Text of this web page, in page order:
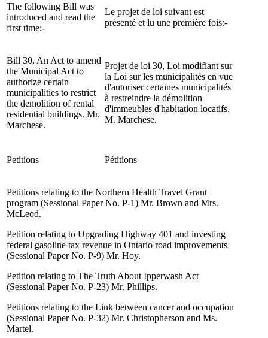
The following Bill was
introduced and read the
first time:-
Le projet de loi suivant est
présenté et lu une première fois:-
Bill 30, An Act to amend
the Municipal Act to
authorize certain
municipalities to restrict
the demolition of rental
residential buildings. Mr.
Marchese.
Projet de loi 30, Loi modifiant sur
la Loi sur les municipalités en vue
d'autoriser certaines municipalités
à restreindre la démolition
d'immeubles d'habitation locatifs.
M. Marchese.
Petitions Pétitions
Petitions relating to the Northern Health Travel Grant
program (Sessional Paper No. P-1) Mr. Brown and Mrs.
McLeod.
Petition relating to Upgrading Highway 401 and investing
federal gasoline tax revenue in Ontario road improvements
(Sessional Paper No. P-9) Mr. Hoy.
Petition relating to The Truth About Ipperwash Act
(Sessional Paper No. P-23) Mr. Phillips.
Petitions relating to the Link between cancer and occupation
(Sessional Paper No. P-32) Mr. Christopherson and Ms.
Martel.